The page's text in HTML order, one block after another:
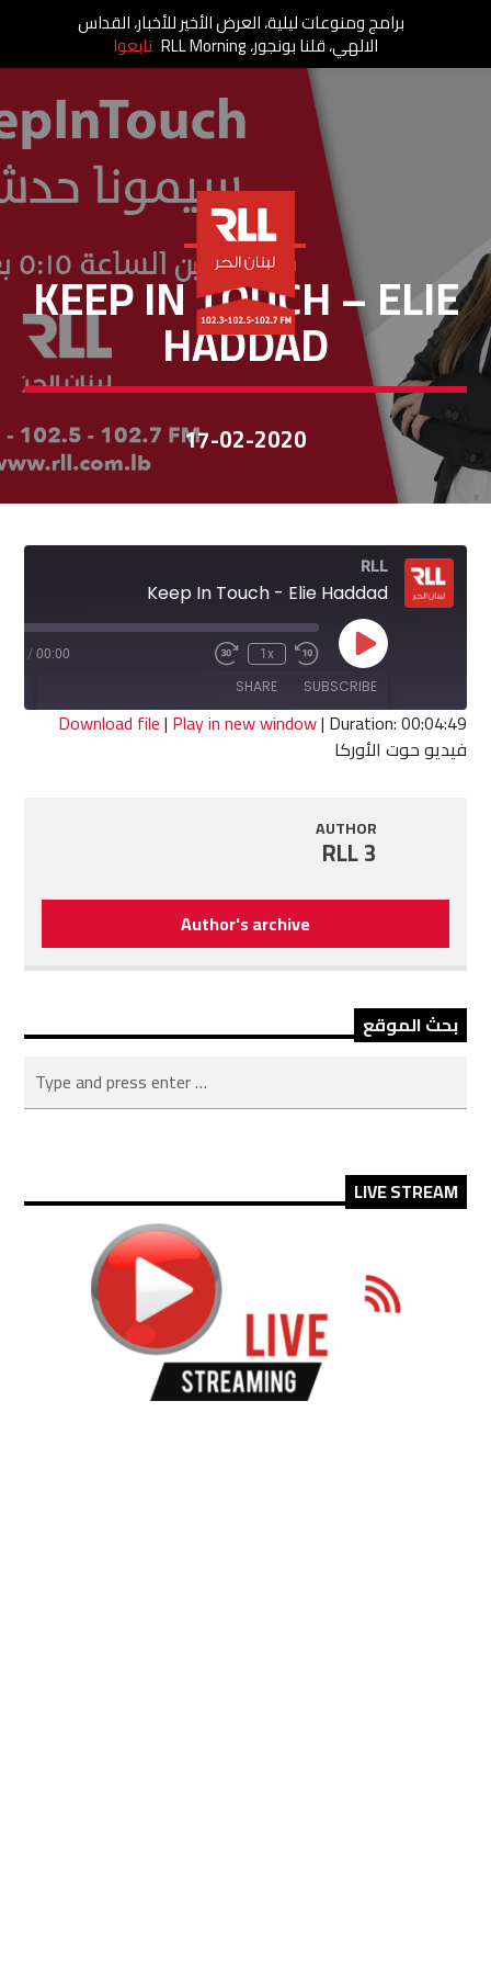
KEEP IN TOUCH
KEEP IN TOUCH – ELIE
HADDAD
17-02-2020
RLL
Keep In Touch - Elie Haddad
Play
Episode
Rewind
10
Seconds
1x
Fast
seconds
00:00
/
SUBSCRIBE
SHARE
SHARE
Download file| Play in new window| Duration: 00:04:49
فيديو حوت الأوركا
AUTHOR
RLL 3
Author's archive
بحث الموقع
LIVE STREAM
برامج ومنوعات ليلية، العرض الأخير للأخبار، القداس
الالهي، قلنا بونجور، RLL Morning تابعوا